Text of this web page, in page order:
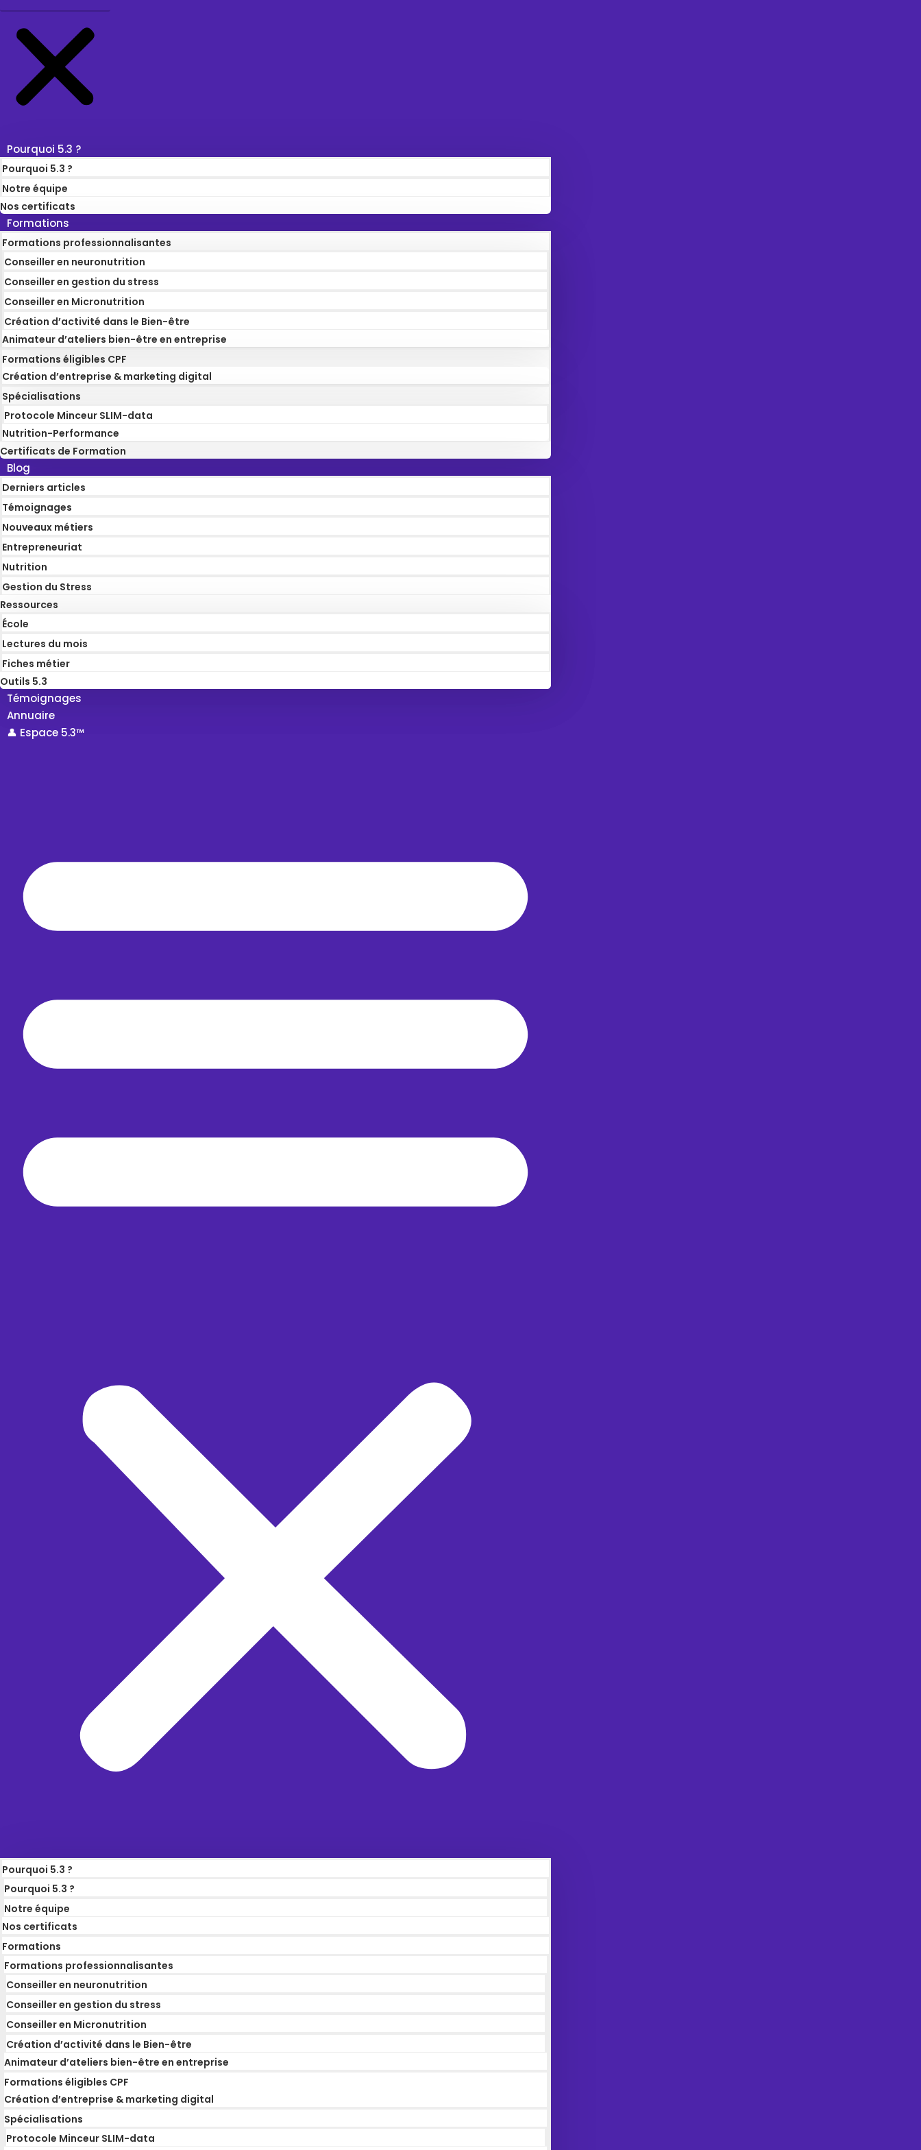
Pourquoi 5.3 ?
Pourquoi 5.3 ?
Notre équipe
Nos certificats
Formations
Formations professionnalisantes
Conseiller en neuronutrition
Conseiller en gestion du stress
Conseiller en Micronutrition
Création d’activité dans le Bien-être
Animateur d’ateliers bien-être en entreprise
Formations éligibles CPF
Création d’entreprise & marketing digital
Spécialisations
Protocole Minceur SLIM-data
Nutrition-Performance
Certificats de Formation
Blog
Derniers articles
Témoignages
Nouveaux métiers
Entrepreneuriat
Nutrition
Gestion du Stress
Ressources
École
Lectures du mois
Fiches métier
Outils 5.3
Témoignages
Annuaire
👤 Espace 5.3™
Pourquoi 5.3 ?
Pourquoi 5.3 ?
Notre équipe
Nos certificats
Formations
Formations professionnalisantes
Conseiller en neuronutrition
Conseiller en gestion du stress
Conseiller en Micronutrition
Création d’activité dans le Bien-être
Animateur d’ateliers bien-être en entreprise
Formations éligibles CPF
Création d’entreprise & marketing digital
Spécialisations
Protocole Minceur SLIM-data